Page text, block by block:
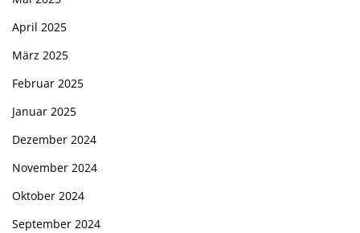
April 2025
März 2025
Februar 2025
Januar 2025
Dezember 2024
November 2024
Oktober 2024
September 2024